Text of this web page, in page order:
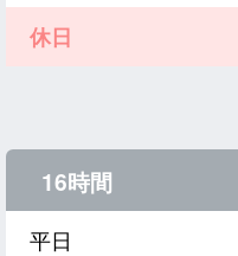
休日
16時間
平日